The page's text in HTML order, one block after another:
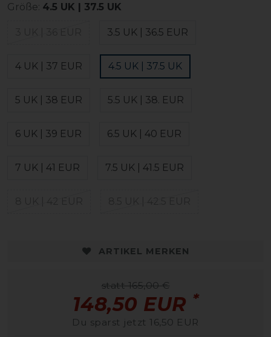
Größe: 4.5 UK | 37.5 UK
3.5 UK | 36.5 EUR
4 UK | 37 EUR 4.5 UK | 37.5 UK
5 UK | 38 EUR 5.5 UK | 38. EUR
6 UK | 39 EUR 6.5 UK | 40 EUR
7 UK | 41 EUR 7.5 UK | 41.5 EUR
ARTIKEL MERKEN
statt 165,00 €
148,50 EUR *
Du sparst jetzt 16,50 EUR